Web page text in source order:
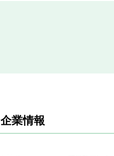
企業情報